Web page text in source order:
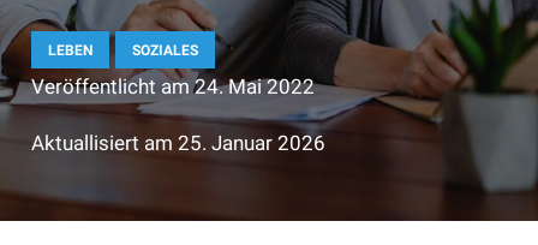
LEBEN SOZIALES
Veröffentlicht am24. Mai 2022
Aktuallisiert am 25. Januar 2026